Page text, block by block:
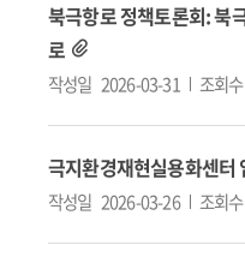
북극항로 정책토론회: 북
로
작성일 2026-03-31 조회수
극지환경재현실용화센터
작성일 2026-03-26 조회수